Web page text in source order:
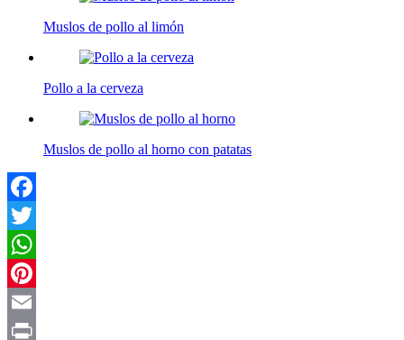
Muslos de pollo al limón
Pollo a la cerveza
Muslos de pollo al horno con patatas
Facebook
Twitter
WhatsApp
Pinterest
Email